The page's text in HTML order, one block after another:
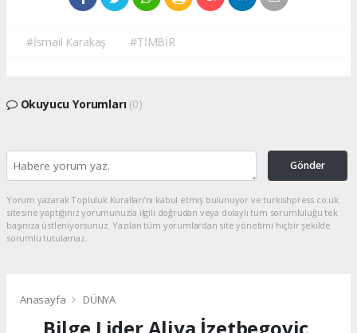
#İsmail Karakaş #TİMBİR
Okuyucu Yorumları (0)
Gönder
Yorum yazarak Topluluk Kuralları’nı kabul etmiş bulunuyor ve turkishpress.co.uk
sitesine yaptığınız yorumunuzla ilgili doğrudan veya dolaylı tüm sorumluluğu tek
başınıza üstleniyorsunuz. Yazılan tüm yorumlardan site yönetimi hiçbir şekilde
sorumlu tutulamaz.
Anasayfa DÜNYA